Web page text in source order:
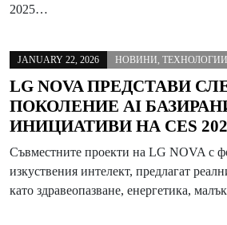
2025…
JANUARY 22, 2026 НОВИНИ ТЕХНОЛОГИИ
LG NOVA ПРЕДСТАВИ
ПОКОЛЕНИЕ AI
ИНИЦИАТИВИ НА CES
Съвместните проекти на LG NOVA с
изкуствения интелект, предлагат
като здравеопазване, енергетика,